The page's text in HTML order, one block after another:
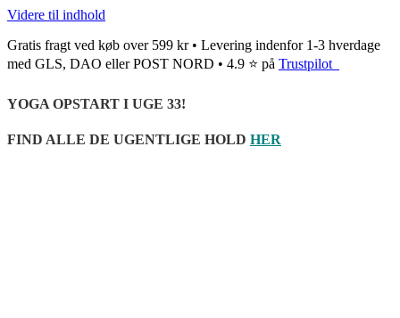
Videre til indhold
Gratis fragt ved køb over 599 kr • Levering indenfor 1-3 hverdage
med GLS, DAO eller POST NORD • 4.9 ⭐ på Trustpilot
YOGA OPSTART I UGE 33!
FIND ALLE DE UGENTLIGE HOLD HER